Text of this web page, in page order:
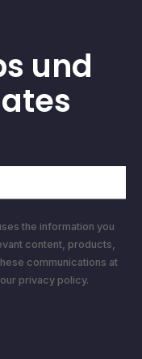
und
the information you
content, products,
communications at
privacy policy.